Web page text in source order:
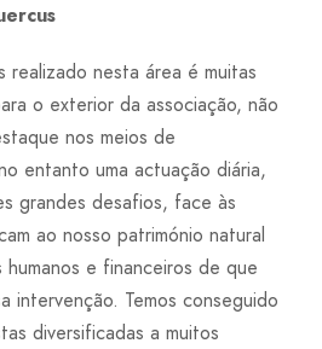
nesta área é muitas
o exterior da associação, não
nos meios de
entanto uma actuação diária,
grandes desafios, face às
ao nosso património natural
e financeiros de que
intervenção. Temos conseguido
diversificadas a muitos